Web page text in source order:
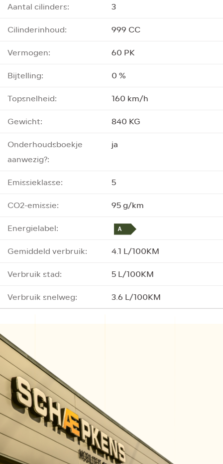
Aantal cilinders:
3
Cilinderinhoud:
999 CC
Vermogen:
60 PK
Bijtelling:
0 %
Topsnelheid:
160 km/h
Gewicht:
840 KG
Onderhoudsboekje
aanwezig?:
ja
Emissieklasse:
5
CO2-emissie:
95 g/km
Energielabel:
Gemiddeld verbruik:
4.1 L/100KM
Verbruik stad:
5 L/100KM
Verbruik snelweg:
3.6 L/100KM